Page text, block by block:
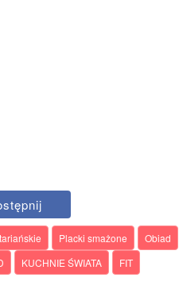
Placki smażone
Obiad
KUCHNIE ŚWIATA FIT